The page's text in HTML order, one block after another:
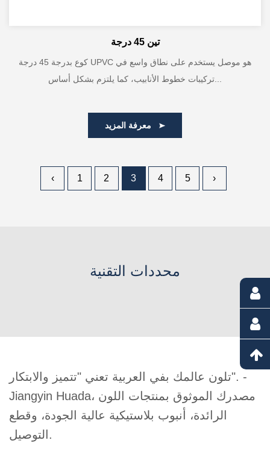
تين 45 درجة
كوع بدرجة 45 درجة UPVC هو موصل يستخدم على نطاق واسع في
‹ 1 2 3 4 5 ›
محددات التقنية
تلون عالمك بفي العربية تعني "تتميز والابتكار". -
Jiangyin Huada، مصدرك الموثوق بمنتجات اللون
الرائدة، أنبوب بلاستيكية عالية الجودة، وقطع
التوصيل.